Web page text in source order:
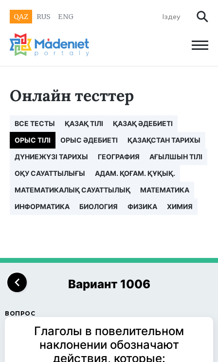
QAZ RUS ENG
Онлайн тесттер
ВСЕ ТЕСТЫ ҚАЗАҚ ТІЛІ
ҚАЗАҚ ӘДЕБИЕТІ
ОРЫС ТІЛІ
ОРЫС ӘДЕБИЕТІ
ҚАЗАҚСТАН ТАРИХЫ
ДҮНИЕЖҮЗІ ТАРИХЫ
ГЕОГРАФИЯ
АҒЫЛШЫН ТІЛІ
ОҚУ САУАТТЫЛЫҒЫ
АДАМ. ҚОҒАМ. ҚҰҚЫҚ.
МАТЕМАТИКАЛЫҚ САУАТТЫЛЫҚ
МАТЕМАТИКА
ИНФОРМАТИКА
БИОЛОГИЯ ФИЗИКА ХИМИЯ
Вариант 1006
ВОПРОС
Глаголы в повелительном
наклонении обозначают
действия, которые: